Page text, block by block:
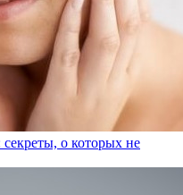
о которых не